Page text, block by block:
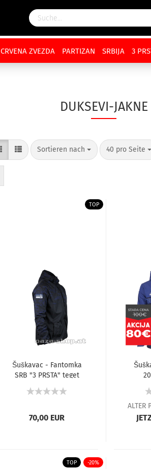
CRVENA ZVEZDA PARTIZAN SRBIJA 3
DUKSEVI-JAKNE
Sortieren nach 40 pro Seite
TOP
Šuškavac - Fantomka
SRB "3 PRSTA" teget
70,00 EUR
ALTER
TOP -20%